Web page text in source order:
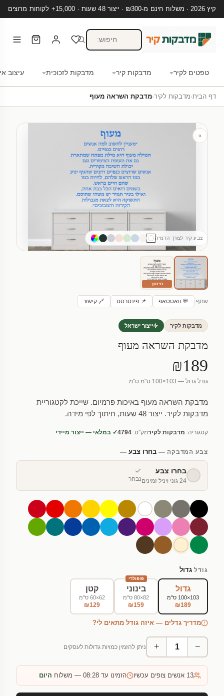
קיץ 2026 · משלוח חינם מ-₪300 · ייצור 48 שעות · 15,000+ לקוחות מרוצים
טפטים לקיר מדבקות קיר מדבקות לזכוכית עיצוב
דף הבית›מדבקות לקיר›מדבקת השראה מעוף
צבע קיר לצורך הדמיה
חיתוך
שתף: 💬 וואטסאפ 📌 פינטרסט 🔗 קישור
מדבקות לקיר ייצור ישראל
מדבקת השראה מעוף
₪189
גודל גדול — 103×100 ס"מ ס"מ
מדבקת השראה מעוף באיכות פרמיום. שייכת לקטגוריית
מדבקות לקיר. ייצור 48 שעות, חיתוך לפי מידה.
קטגוריה: מדבקות לקירמק"ט: 4794✓ במלאי — ייצור מיידי
צבע המדבקה— בחרו צבע —
בחרו צבע
24 גוני ויניל זמינים נבחר
גודל גדול
גדול
103×100 ס"מ
₪189
פופולרי
בינוני
82×80 ס"מ
₪159
קטן
62×60 ס"מ
₪129
מדריך גדלים — איזה גודל מתאים לי?
−
+ ניתן להזמין כמויות גדולות לעסקים
13 אנשים צופים עכשיו הזמינו עד 08:28 — משלוח היום